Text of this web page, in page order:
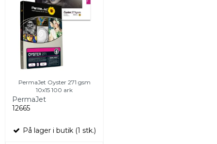
PermaJet Oyster 271 gsm
10x15 100 ark
PermaJet
12665
På lager i butik (1 stk.)